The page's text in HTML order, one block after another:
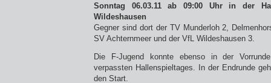
Sonntag 06.03.11 ab 09:00 Uhr in der
Wildeshausen
Gegner sind dort der TV Munderloh 2,
SV Achternmeer und der VfL Wildeshausen 3.
Die F-Jugend konnte ebenso in der
verpassten Hallenspieltages. In der Endrunde
den Start.